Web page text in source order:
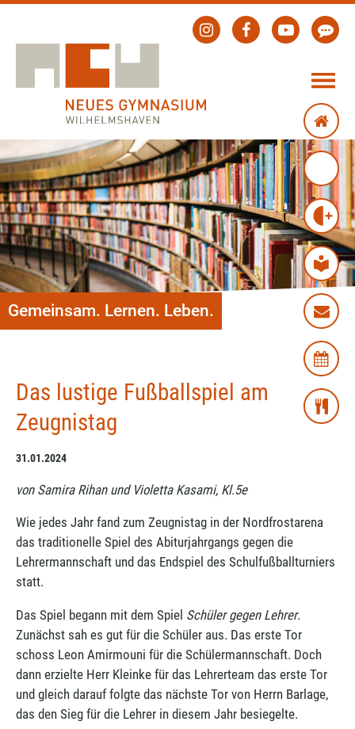
Gemeinsam. Lernen. Leben.
Das lustige Fußballspiel am
Zeugnistag
31.01.2024
von Samira Rihan und Violetta Kasami, Kl.5e
Wie jedes Jahr fand zum Zeugnistag in der Nordfrostarena
das traditionelle Spiel des Abiturjahrgangs gegen die
Lehrermannschaft und das Endspiel des Schulfußballturniers
statt.
Das Spiel begann mit dem Spiel Schüler gegen Lehrer.
Zunächst sah es gut für die Schüler aus. Das erste Tor
schoss Leon Amirmouni für die Schülermannschaft. Doch
dann erzielte Herr Kleinke für das Lehrerteam das erste Tor
und gleich darauf folgte das nächste Tor von Herrn Barlage,
das den Sieg für die Lehrer in diesem Jahr besiegelte.